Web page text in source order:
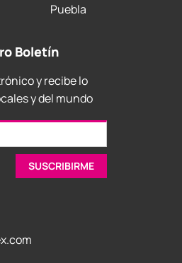
Puebla
Boletín
y recibe lo
y del mundo